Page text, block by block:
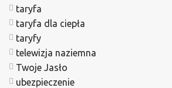
taryfa
taryfa dla ciepła
taryfy
telewizja naziemna
Twoje Jasło
ubezpieczenie